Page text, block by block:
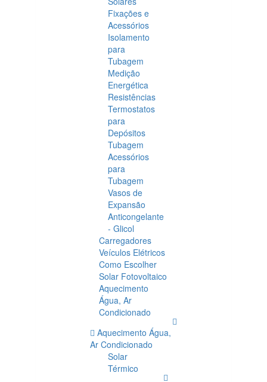
Fixações e
Acessórios
Isolamento
para
Tubagem
Medição
Energética
Resistências
Termostatos
para
Depósitos
Tubagem
Acessórios
para
Tubagem
Vasos de
Expansão
Anticongelante
- Glicol
Carregadores
Veículos Elétricos
Como Escolher
Solar Fotovoltaico
Aquecimento
Água, Ar
Condicionado
Aquecimento Água,
Ar Condicionado
Solar
Térmico